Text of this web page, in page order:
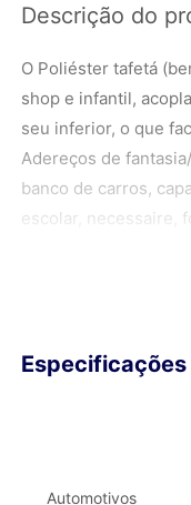
Descrição do
O Poliéster tafetá
shop e infantil,
seu inferior, o que
Adereços de
banco de carros,
escolar, necessaire,
conter emendas !
dependendo do
garantir melhor
Automotivos